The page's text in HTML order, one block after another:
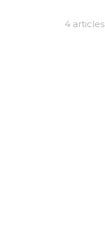
4 articles